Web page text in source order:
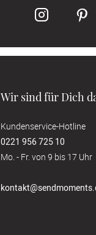
Wir sind für Dich
Kundenservice-Hotline
0221 956 725 10
Mo. - Fr. von 9 bis 17 Uhr